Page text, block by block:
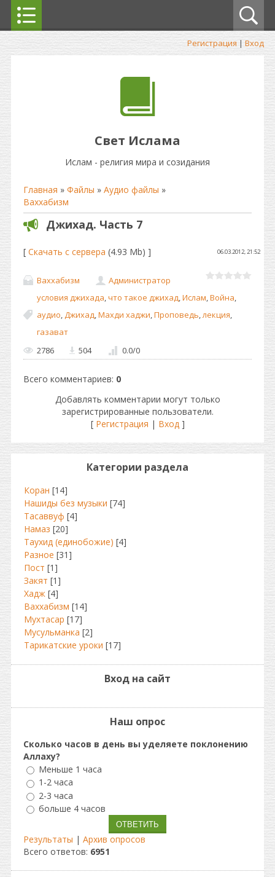
Регистрация | Вход
Свет Ислама
Ислам - религия мира и созидания
Главная » Файлы » Аудио файлы »
Ваххабизм
Джихад. Часть 7
[ Скачать с сервера (4.93 Mb) ] 06.03.2012, 21:52
Ваххабизм
Администратор
условия джихада что такое джихад Ислам Война
аудио Джихад Махди хаджи Проповедь лекция
газават
2786
504 0.0/0
Всего комментариев: 0
Добавлять комментарии могут только
зарегистрированные пользователи.
[ Регистрация | Вход]
Категории раздела
Коран [14]
Нашиды без музыки [74]
Тасаввуф [4]
Намаз [20]
Таухид (единобожие) [4]
Разное [31]
Пост [1]
Закят [1]
Хадж [4]
Ваххабизм [14]
Мухтасар [17]
Мусульманка [2]
Тарикатские уроки [17]
Вход на сайт
Наш опрос
Сколько часов в день вы уделяете поклонению
Аллаху?
Меньше 1 часа
1-2 часа
2-3 часа
больше 4 часов
Результаты | Архив опросов
Всего ответов: 6951